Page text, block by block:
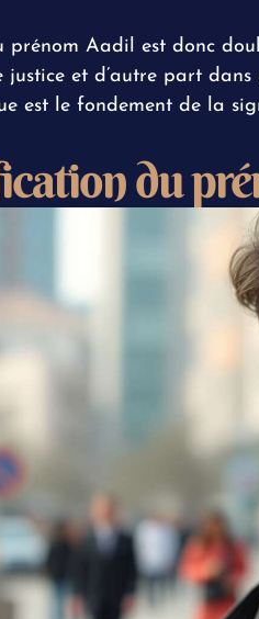
prénom Aadil est donc
justice et d’autre part
est le fondement de la
du